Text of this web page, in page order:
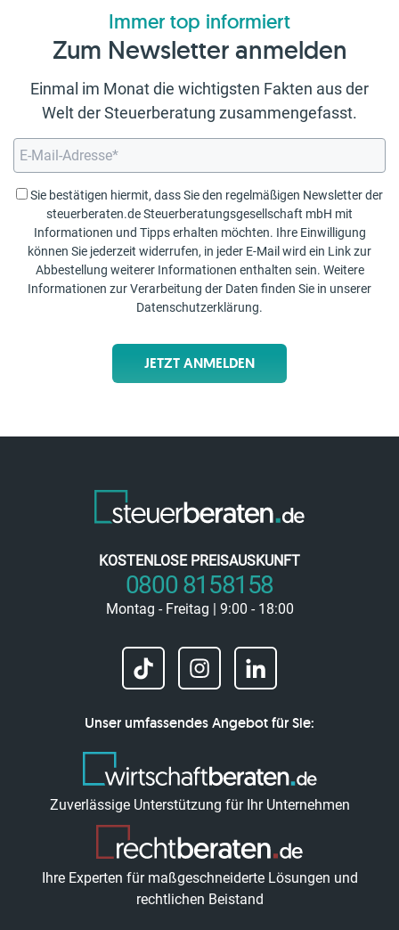
Immer top informiert
Zum Newsletter anmelden
Einmal im Monat die wichtigsten Fakten aus der
Welt der Steuerberatung zusammengefasst.
Sie bestätigen hiermit, dass Sie den regelmäßigen Newsletter der
steuerberaten.de Steuerberatungsgesellschaft mbH mit
Informationen und Tipps erhalten möchten. Ihre Einwilligung
können Sie jederzeit widerrufen, in jeder E-Mail wird ein Link zur
Abbestellung weiterer Informationen enthalten sein. Weitere
Informationen zur Verarbeitung der Daten finden Sie in unserer
Datenschutzerklärung.
JETZT ANMELDEN
KOSTENLOSE PREISAUSKUNFT
0800 8158158
Montag - Freitag | 9:00 - 18:00
Unser umfassendes Angebot für Sie:
Zuverlässige Unterstützung für Ihr Unternehmen
Ihre Experten für maßgeschneiderte Lösungen und
rechtlichen Beistand